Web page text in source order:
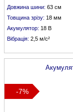
Довжина шини: 63 см
Товщина зрізу: 18 мм
Акумулятор: 18 В
Вібрація: 2,5 м/с²
-7%